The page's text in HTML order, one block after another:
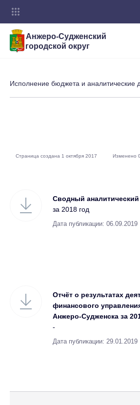
Анжеро-Судженский
городской округ
Сводный аналитический
за 2018 год
Дата публикации: 06.09.2019
Отчёт о результатах
финансового
Анжеро-Судженска за
-
Дата публикации: 29.01.2019
Исполнение бюджета и аналитические
Страница создана 1 октября 2017 Изменено